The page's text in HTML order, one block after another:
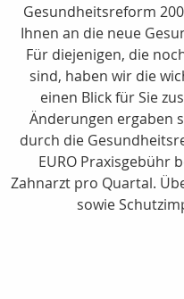
Gesundheitsreform
Ihnen an die neue
Für diejenigen, die
sind, haben wir die
einen Blick für Sie
Änderungen ergaben
durch die
EURO Praxisgebühr
Zahnarzt pro Quartal.
sowie